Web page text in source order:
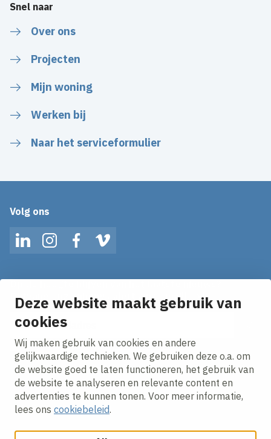
Deze website maakt gebruik van
cookies
Wij maken gebruik van cookies en andere
gelijkwaardige technieken. We gebruiken deze o.a. om
de website goed te laten functioneren, het gebruik van
de website te analyseren en relevante content en
advertenties te kunnen tonen. Voor meer informatie,
lees ons cookiebeleid.
Snel naar
Over ons
Projecten
Mijn woning
Werken bij
Naar het serviceformulier
Volg ons
LinkedInInstagramFacebookVimeo
Ontvang onze nieuws alerts in je mailbox!
E-mailadres
Ik ga akkoord met hetprivacy statement.